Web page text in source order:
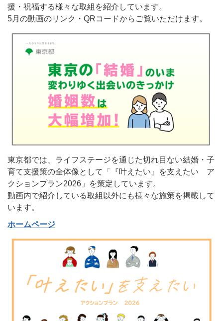
援・祝福する様々な取組を紹介しています。
5月の動画のリンク・QRコードからご覧いただけます。
東京都では、ライフステージを通じた切れ目ない結婚・子
育て支援策の全体像として「『叶えたい』を支えたい ア
クションプラン2026」を策定しています。
動画内で紹介している取組以外にも様々な施策を掲載して
います。
ホームページ